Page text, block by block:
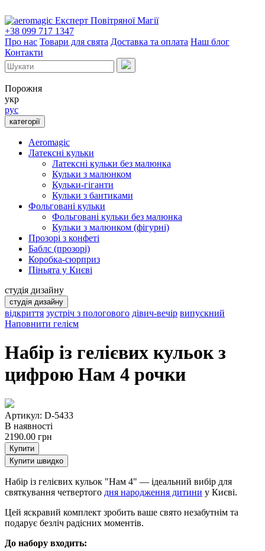
Експерт Повітряної Магії
+38 099 717 1347
Про нас Товари для свята Доставка та оплата Наш блог
Контакти
Порожня
укр
рус
категорії
Aeromagic
Латексні кульки
Латексні кульки без малюнка
Кульки з малюнком
Кульки-гіганти
Кульки з бантиками
Фольговані кульки
Фольговані кульки без малюнка
Кульки з малюнком (фігурні)
Прозорі з конфеті
Баблс (прозорі)
Коробка-сюрприз
Піньята у Києві
студія дизайну
студія дизайну
відкриття зустріч з пологового дівич-вечір випускний
Наповнити гелієм
Набір із гелієвих кульок з
цифрою Нам 4 рочки
Артикул: D-5433
В наявності
2190.00 грн
Купити
Купити швидко
Набір із гелієвих кульок "Нам 4" — ідеальний вибір для
святкування четвертого дня народження дитини у Києві.
Цей яскравий комплект зробить ваше свято незабутнім та
подарує безліч радісних моментів.
До набору входить: